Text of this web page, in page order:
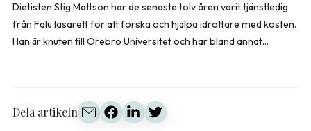
Dietisten Stig Mattson har de senaste tolv åren varit tjänstledig
från Falu lasarett för att forska och hjälpa idrottare med kosten.
Han är knuten till Örebro Universitet och har bland annat...
Dela artikeln